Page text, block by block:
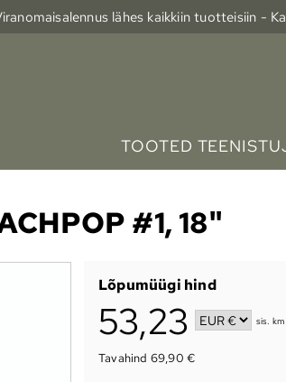
lähes kaikkiin tuotteisiin -
TOOTED
#1, 18"
Lõpumüügi hind
53,23 sis.
Tavahind 69,90 €